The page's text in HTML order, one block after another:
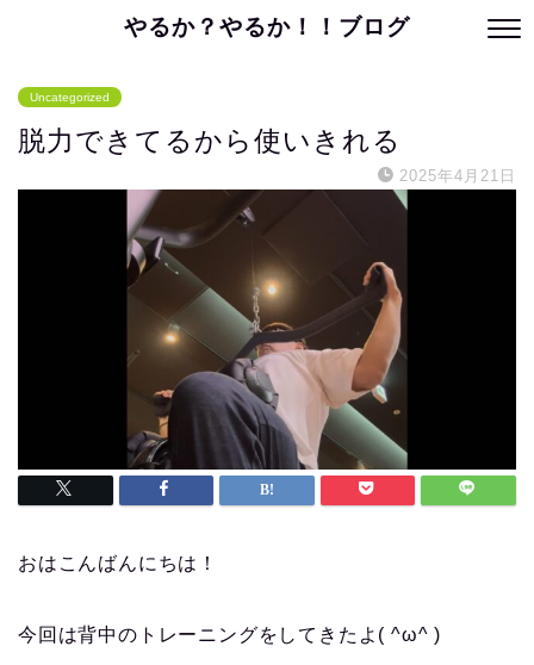
やるか？やるか！！ブログ
Uncategorized
脱力できてるから使いきれる
2025年4月21日
おはこんばんにちは！
今回は背中のトレーニングをしてきたよ( ^ω^ )